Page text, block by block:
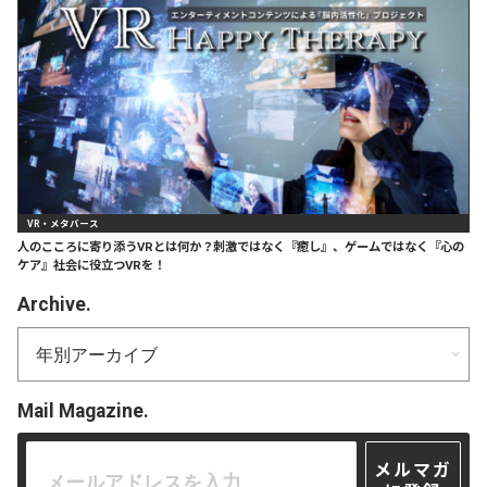
VR・メタバース
人のこころに寄り添うVRとは何か？刺激ではなく『癒し』、ゲームではなく『心の
ケア』社会に役立つVRを！
Archive.
Mail Magazine.
メルマガ